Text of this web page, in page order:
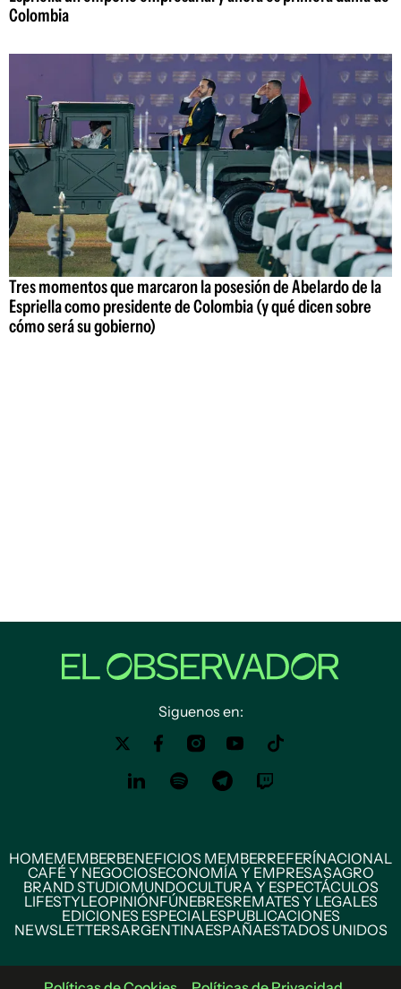
Colombia
Tres momentos que marcaron la posesión de Abelardo de la
Espriella como presidente de Colombia (y qué dicen sobre
cómo será su gobierno)
Siguenos en:
HOMEMEMBERBENEFICIOS MEMBERREFERÍNACIONAL
CAFÉ Y NEGOCIOSECONOMÍA Y EMPRESASAGRO
BRAND STUDIOMUNDOCULTURA Y ESPECTÁCULOS
LIFESTYLEOPINIÓNFÚNEBRESREMATES Y LEGALES
EDICIONES ESPECIALESPUBLICACIONES
NEWSLETTERSARGENTINAESPAÑAESTADOS UNIDOS